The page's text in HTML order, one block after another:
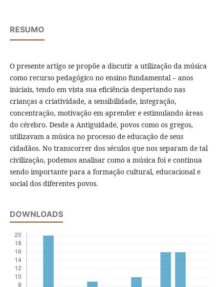
RESUMO
O presente artigo se propõe a discutir a utilização da música
como recurso pedagógico no ensino fundamental – anos
iniciais, tendo em vista sua eficiência despertando nas
crianças a criatividade, a sensibilidade, integração,
concentração, motivação em aprender e estimulando áreas
do cérebro. Desde a Antiguidade, povos como os gregos,
utilizavam a música no processo de educação de seus
cidadãos. No transcorrer dos séculos que nos separam de tal
civilização, podemos analisar como a música foi e continua
sendo importante para a formação cultural, educacional e
social dos diferentes povos.
DOWNLOADS